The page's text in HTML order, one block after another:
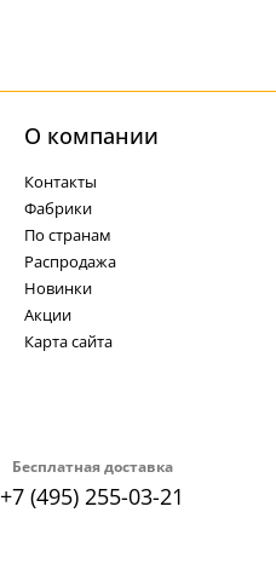
Бесплатная доставка
+7 (495) 255-03-21
О компании
Контакты
Фабрики
По странам
Распродажа
Новинки
Акции
Карта сайта